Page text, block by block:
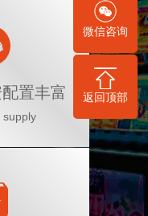
置丰富
supply
微信咨询
返回顶部